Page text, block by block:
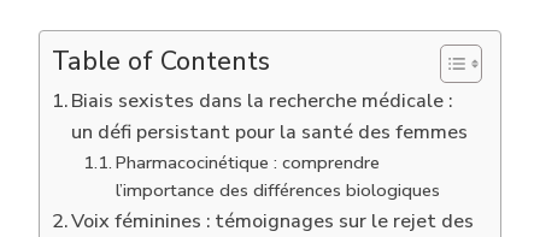
Table of Contents
Biais sexistes dans la recherche médicale :
un défi persistant pour la santé des femmes
Pharmacocinétique : comprendre
l’importance des différences biologiques
Voix féminines : témoignages sur le rejet des